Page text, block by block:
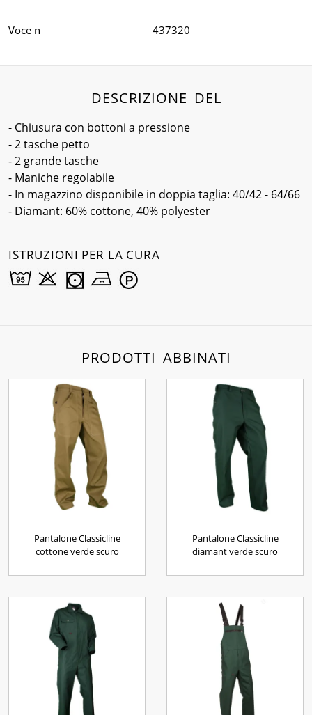
Voce n 437320
DESCRIZIONE DEL
- Chiusura con bottoni a pressione
- 2 tasche petto
- 2 grande tasche
- Maniche regolabile
- In magazzino disponibile in doppia taglia: 40/42 - 64/66
- Diamant: 60% cottone, 40% polyester
ISTRUZIONI PER LA CURA
PRODOTTI ABBINATI
Pantalone Classicline
cottone verde scuro
Pantalone Classicline
diamant verde scuro